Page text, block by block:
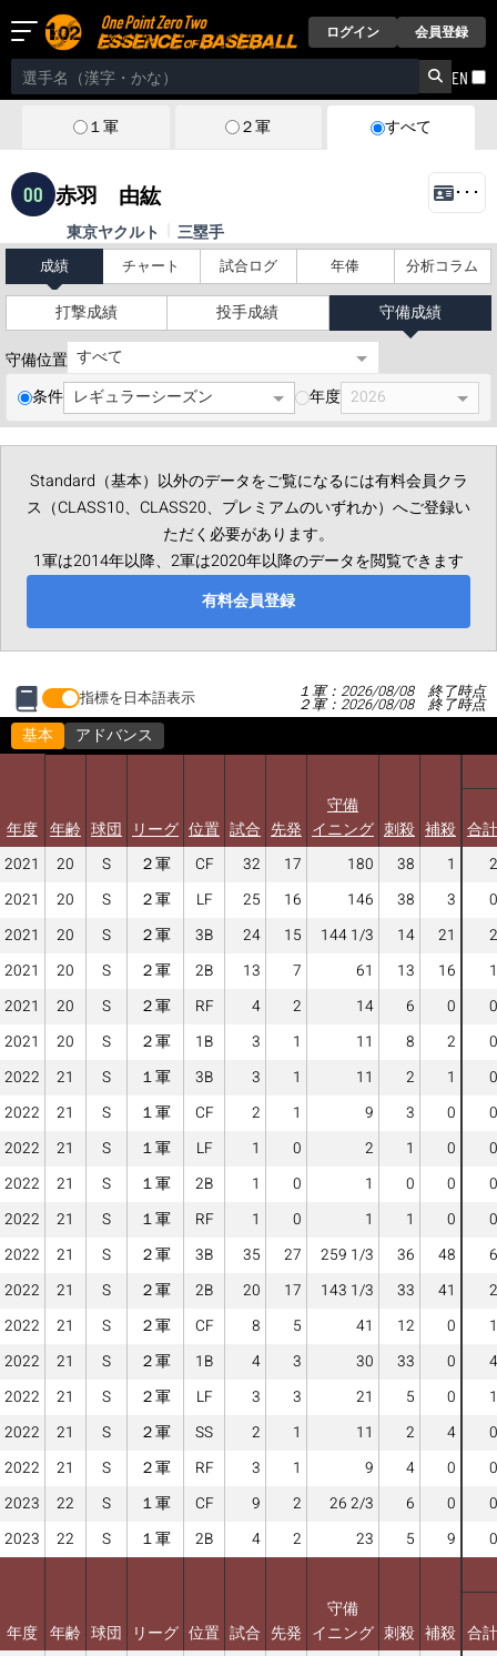
ログイン 会員登録
EN
１軍 ２軍 すべて
00 赤羽 由紘
東京ヤクルト 三塁手
･･･
成績 チャート 試合ログ 年俸 分析コラム
打撃成績 投手成績 守備成績
守備位置
条件
年度
Standard（基本）以外のデータをご覧になるには有料会員クラ
ス（CLASS10、CLASS20、プレミアムのいずれか）へご登録い
ただく必要があります。
1軍は2014年以降、2軍は2020年以降のデータを閲覧できます
有料会員登録
指標を日本語表示 １軍：2026/08/08 終了時点
２軍：2026/08/08 終了時点
基本 アドバンス
年度 年齢 球団 リーグ 位置 試合 先発
守備
イニング 刺殺 補殺 合計
2021
20 S ２軍 CF 32 17 180 38 1
2
2021
20 S ２軍 LF 25 16 146 38 3
0
2021
20 S ２軍 3B 24 15 144 1/3 14 21
2
2021
20 S ２軍 2B 13 7 61 13 16
1
2021
20 S ２軍 RF 4 2 14 6 0
0
2021
20 S ２軍 1B 3 1 11 8 2
0
2022
21 S １軍 3B 3 1 11 2 1
0
2022
21 S １軍 CF 2 1 9 3 0
0
2022
21 S １軍 LF 1 0 2 1 0
0
2022
21 S １軍 2B 1 0 1 0 0
0
2022
21 S １軍 RF 1 0 1 1 0
0
2022
21 S ２軍 3B 35 27 259 1/3 36 48
6
2022
21 S ２軍 2B 20 17 143 1/3 33 41
2
2022
21 S ２軍 CF 8 5 41 12 0
1
2022
21 S ２軍 1B 4 3 30 33 0
4
2022
21 S ２軍 LF 3 3 21 5 0
1
2022
21 S ２軍 SS 2 1 11 2 4
0
2022
21 S ２軍 RF 3 1 9 4 0
0
2023
22 S １軍 CF 9 2 26 2/3 6 0
0
2023
22 S １軍 2B 4 2 23 5 9 0
年度 年齢 球団 リーグ 位置 試合 先発
守備
イニング 刺殺 補殺 合計